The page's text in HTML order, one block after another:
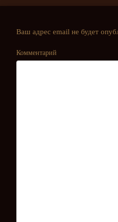
Ваш адрес email не будет
Комментарий